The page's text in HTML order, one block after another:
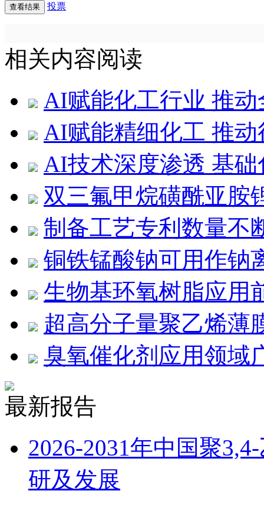
投票
相关内容阅读
AI赋能化工行业 推
AI赋能精细化工 推
AI技术深度渗透 基
双三氟甲烷磺酰亚胺
制备工艺专利数量不
铜铁锰酸钠可用作钠
生物基环氧树脂应用
超高分子量聚乙烯薄
臭氧催化剂应用领域
最新报告
2026-2031年中国聚
研及发展